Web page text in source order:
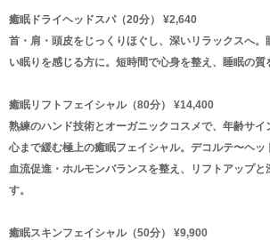
癒眠ドライヘッドスパ（20分） ¥2,640
首・肩・頭皮をじっくりほぐし、深いリラックスへ
い眠りを感じる方に。短時間で心身を整え、睡眠の質
癒眠リフトフェイシャル（80分） ¥14,400
熟練のハンド技術とオーガニックコスメで、年齢サイ
心まで緩む極上の癒眠フェイシャル。デコルテ〜ヘッ
血流促進・ホルモンバランスを整え、リフトアップと
す。
癒眠スキンフェイシャル（50分） ¥9,900